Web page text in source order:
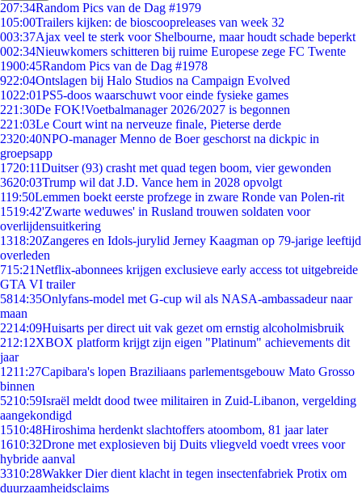
207:34Random Pics van de Dag #1979
105:00Trailers kijken: de bioscoopreleases van week 32
003:37Ajax veel te sterk voor Shelbourne, maar houdt schade beperkt
002:34Nieuwkomers schitteren bij ruime Europese zege FC Twente
1900:45Random Pics van de Dag #1978
922:04Ontslagen bij Halo Studios na Campaign Evolved
1022:01PS5-doos waarschuwt voor einde fysieke games
221:30De FOK!Voetbalmanager 2026/2027 is begonnen
221:03Le Court wint na nerveuze finale, Pieterse derde
2320:40NPO-manager Menno de Boer geschorst na dickpic in
groepsapp
1720:11Duitser (93) crasht met quad tegen boom, vier gewonden
3620:03Trump wil dat J.D. Vance hem in 2028 opvolgt
119:50Lemmen boekt eerste profzege in zware Ronde van Polen-rit
1519:42'Zwarte weduwes' in Rusland trouwen soldaten voor
overlijdensuitkering
1318:20Zangeres en Idols-jurylid Jerney Kaagman op 79-jarige leeftijd
overleden
715:21Netflix-abonnees krijgen exclusieve early access tot uitgebreide
GTA VI trailer
5814:35Onlyfans-model met G-cup wil als NASA-ambassadeur naar
maan
2214:09Huisarts per direct uit vak gezet om ernstig alcoholmisbruik
212:12XBOX platform krijgt zijn eigen "Platinum" achievements dit
jaar
1211:27Capibara's lopen Braziliaans parlementsgebouw Mato Grosso
binnen
5210:59Israël meldt dood twee militairen in Zuid-Libanon, vergelding
aangekondigd
1510:48Hiroshima herdenkt slachtoffers atoombom, 81 jaar later
1610:32Drone met explosieven bij Duits vliegveld voedt vrees voor
hybride aanval
3310:28Wakker Dier dient klacht in tegen insectenfabriek Protix om
duurzaamheidsclaims